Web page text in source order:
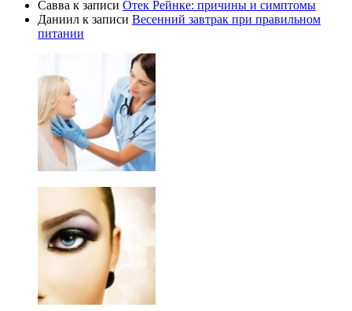
Савва к записи Отек Рейнке: причины и симптомы
Даниил к записи Весенний завтрак при правильном
питании